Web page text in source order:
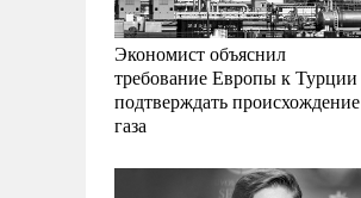
Экономист объяснил
требование Европы к Турции
подтверждать происхождение
газа